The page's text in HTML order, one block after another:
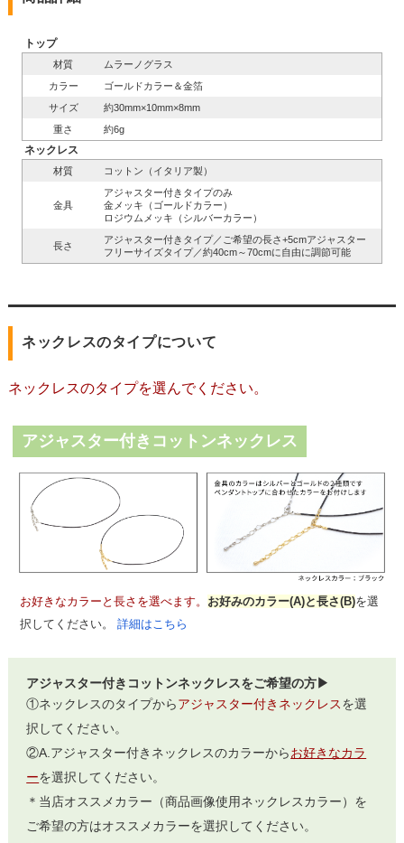
トップ
材質
ムラーノグラス
カラー
ゴールドカラー＆金箔
サイズ
約30mm×10mm×8mm
重さ
約6g
ネックレス
材質 コットン（イタリア製）
金具
アジャスター付きタイプのみ
金メッキ（ゴールドカラー）
ロジウムメッキ（シルバーカラー）
長さ
アジャスター付きタイプ／ご希望の長さ+5cmアジャスター
フリーサイズタイプ／約40cm～70cmに自由に調節可能
ネックレスのタイプについて
ネックレスのタイプを選んでください。
アジャスター付きコットンネックレス
お好きなカラーと長さを選べます。 お好みのカラー(A)と長さ(B)を選
択してください。 詳細はこちら
アジャスター付きコットンネックレスをご希望の方▶
①ネックレスのタイプから アジャスター付きネックレス を選
択してください。
②A.アジャスター付きネックレスのカラーから お好きなカラ
ーを選択してください。
＊当店オススメカラー（商品画像使用ネックレスカラー）を
ご希望の方はオススメカラーを選択してください。